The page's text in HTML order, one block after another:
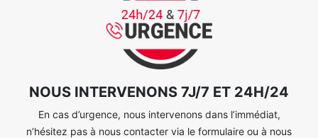
NOUS INTERVENONS 7J/7 ET 24H/24
En cas d’urgence, nous intervenons dans l’immédiat,
n’hésitez pas à nous contacter via le formulaire ou à nous